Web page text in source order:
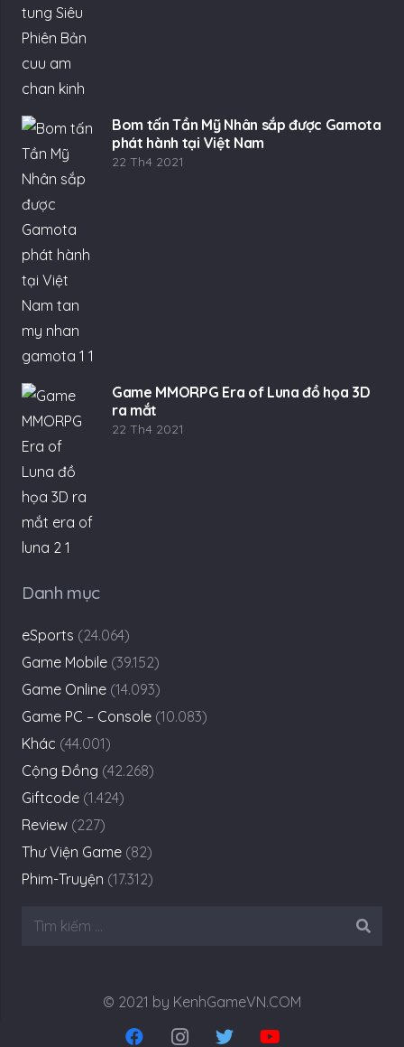
Bom tấn Tần Mỹ Nhân sắp được Gamota
phát hành tại Việt Nam
22 Th4 2021
Game MMORPG Era of Luna đồ họa 3D
ra mắt
22 Th4 2021
Danh mục
eSports (24.064)
Game Mobile (39.152)
Game Online (14.093)
Game PC – Console (10.083)
Khác (44.001)
Cộng Đồng (42.268)
Giftcode (1.424)
Review (227)
Thư Viện Game (82)
Phim-Truyện (17.312)
Tìm
© 2021 by KenhGameVN.COM